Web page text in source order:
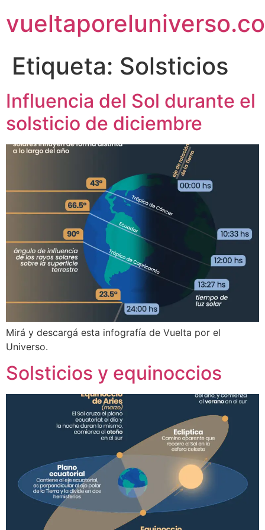
Etiqueta: Solsticios
Influencia del Sol durante el
solsticio de diciembre
Mirá y descargá esta infografía de Vuelta por el
Universo.
Solsticios y equinoccios